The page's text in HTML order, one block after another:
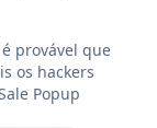
provável que
os hackers
Popup